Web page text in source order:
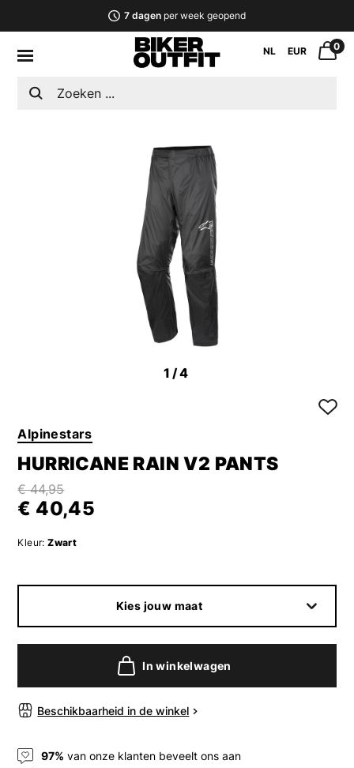
7 dagenper week geopend
NL EUR 0
1 /4
Alpinestars
HURRICANE RAIN V2 PANTS
€ 44,95
€ 40,45
Kleur: Zwart
Kies jouw maat
In winkelwagen
Beschikbaarheid in de winkel
97% van onze klanten beveelt ons aan